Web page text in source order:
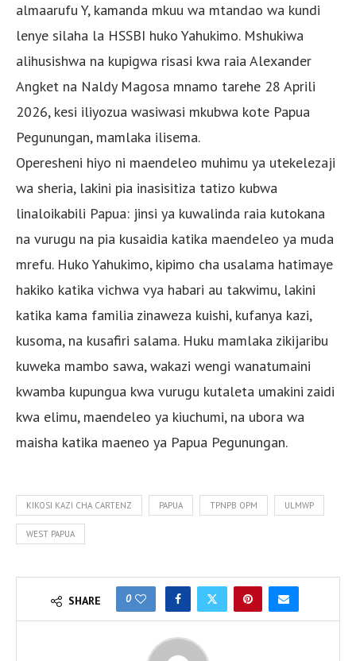
almaarufu Y, kamanda mkuu wa mtandao wa kundi
lenye silaha la HSSBI huko Yahukimo. Mshukiwa
alihusishwa na kupigwa risasi kwa raia Alexander
Angket na Naldy Magosa mnamo tarehe 28 Aprili
2026, kesi iliyozua wasiwasi mkubwa kote Papua
Pegunungan, mamlaka ilisema.
Operesheni hiyo ni maendeleo muhimu ya utekelezaji
wa sheria, lakini pia inasisitiza tatizo kubwa
linaloikabili Papua: jinsi ya kuwalinda raia kutokana
na vurugu na pia kusaidia katika maendeleo ya muda
mrefu. Huko Yahukimo, kipimo cha usalama hatimaye
hakiko katika vichwa vya habari au takwimu, lakini
katika kama familia zinaweza kuishi, kufanya kazi,
kusoma, na kusafiri salama. Huku mamlaka zikijaribu
kuweka mambo sawa, wakazi wengi wanatumaini
kwamba kupungua kwa vurugu kutaleta umakini zaidi
kwa elimu, maendeleo ya kiuchumi, na ubora wa
maisha katika maeneo ya Papua Pegunungan.
KIKOSI KAZI CHA CARTENZ PAPUA TPNPB OPM ULMWP
WEST PAPUA
SHARE 0